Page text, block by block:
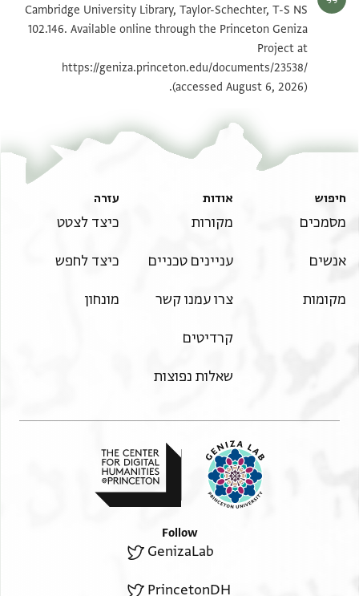
T-S NS 102.146 1r הגדל וסובב
תנאי היתר שימוש בתצלום
Cambridge University Library, Taylor-Schechter, T-S NS
102.146. Available online through the Princeton Geniza
Project at
https://geniza.princeton.edu/documents/23538/
(accessed August 6, 2026).
חיפוש
מסמכים
אנשים
מקומות
אודות
מקורות
עניינים טכניים
צרו עמנו קשר
קרדיטים
שאלות נפוצות
עזרה
כיצד לצטט
כיצד לחפש
מונחון
Follow
GenizaLab
PrincetonDH